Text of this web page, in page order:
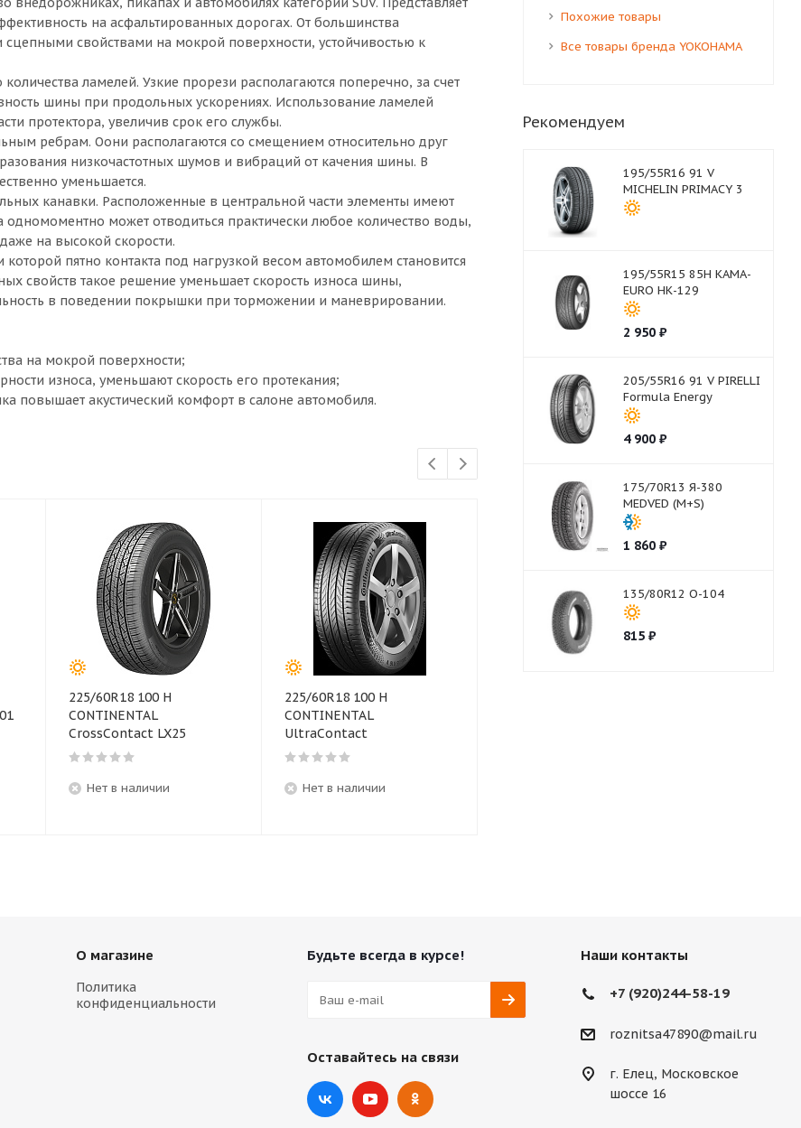
на асфальтированных дорогах. От большинства
свойствами на мокрой поверхности, устойчивостью к
ламелей. Узкие прорези располагаются поперечно, за счет
шины при продольных ускорениях. Использование ламелей
протектора, увеличив срок его службы.
ребрам. Оони располагаются со смещением относительно друг
низкочастотных шумов и вибраций от качения шины. В
уменьшается.
канавки. Расположенные в центральной части элементы имеют
одномоментно может отводиться практически любое количество воды,
на высокой скорости.
пятно контакта под нагрузкой весом автомобилем становится
свойств такое решение уменьшает скорость износа шины,
в поведении покрышки при торможении и маневрировании.
на мокрой поверхности;
износа, уменьшают скорость его протекания;
повышает акустический комфорт в салоне автомобиля.
225/60R18 100 H
CONTINENTAL
CrossContact LX25
Нет в наличии
225/60R18 100 H
CONTINENTAL
UltraContact
Нет в наличии
Похожие товары
Все товары бренда YOKOHAMA
Рекомендуем
195/55R16 91 V
MICHELIN PRIMACY 3
195/55R15 85H КАМА-
EURO НК-129
2 950₽
205/55R16 91 V PIRELLI
Formula Energy
4 900₽
175/70R13 Я-380
MEDVED (M+S)
1 860₽
135/80R12 О-104
815₽
О магазине
Политика
конфиденциальности
Будьте всегда в курсе!
Оставайтесь на связи
Наши контакты
+7 (920)244-58-19
roznitsa47890@mail.ru
г. Елец, Московское
шоссе 16